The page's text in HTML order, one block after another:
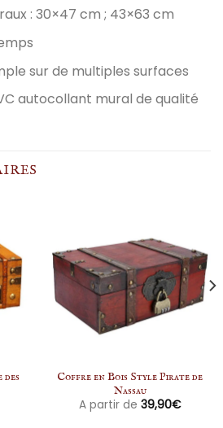
: 30×47 cm ; 43×63 cm
sur de multiples surfaces
autocollant mural de qualité
Coffre en Bois Style Pirate de
Nassau
A partir de 39,90€